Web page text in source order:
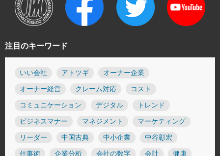
注目のキーワード
いい会社 アトツギ オーナー企業
オーナー経営 クレーム対応 コスト
コミュニケーション デジタル トレンド
ビジネスマナー マネジメント マーケティング
リーダー 中国古典 中小企業 中谷彰宏
仕事術 企業分析 会社の数字 会計 健康